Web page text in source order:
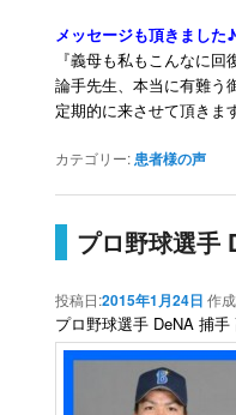
メッセージも頂きました♪
『義母も私もこんなに回
論手先生、本当に有難う
定期的に来させて頂きま
カテゴリー:患者様の声
プロ野球選手
投稿日:2015年1月24日 作
プロ野球選手 DeNA 捕